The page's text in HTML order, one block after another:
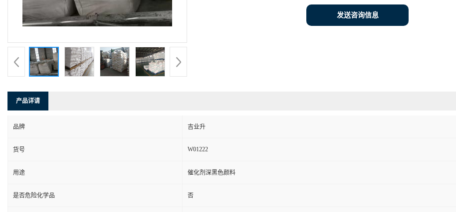
发送咨询信息
产品详请
品牌 吉业升
货号 W01222
用途 催化剂深黑色颜料
是否危险化学品 否